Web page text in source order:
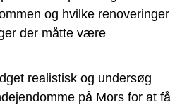
og hvilke renoveringer
der måtte være
realistisk og undersøg
på Mors for at få